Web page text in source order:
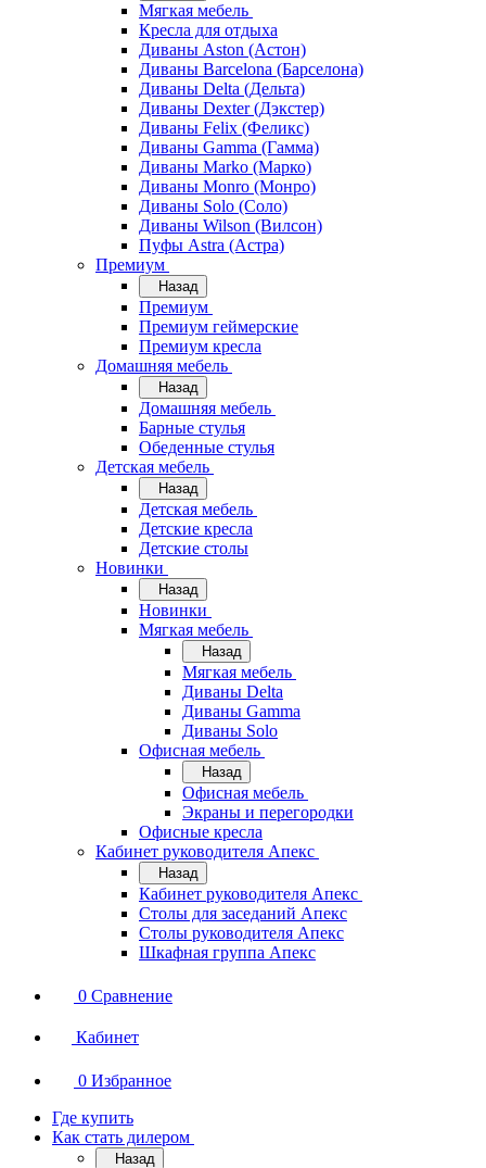
Мягкая мебель
Кресла для отдыха
Диваны Aston (Астон)
Диваны Barcelona (Барселона)
Диваны Delta (Дельта)
Диваны Dexter (Дэкстер)
Диваны Felix (Феликс)
Диваны Gamma (Гамма)
Диваны Marko (Марко)
Диваны Monro (Монро)
Диваны Solo (Соло)
Диваны Wilson (Вилсон)
Пуфы Astra (Астра)
Премиум
Назад
Премиум
Премиум геймерские
Премиум кресла
Домашняя мебель
Назад
Домашняя мебель
Барные стулья
Обеденные стулья
Детская мебель
Назад
Детская мебель
Детские кресла
Детские столы
Новинки
Назад
Новинки
Мягкая мебель
Назад
Мягкая мебель
Диваны Delta
Диваны Gamma
Диваны Solo
Офисная мебель
Назад
Офисная мебель
Экраны и перегородки
Офисные кресла
Кабинет руководителя Апекс
Назад
Кабинет руководителя Апекс
Столы для заседаний Апекс
Столы руководителя Апекс
Шкафная группа Апекс
0 Сравнение
Кабинет
0 Избранное
Где купить
Как стать дилером
Назад